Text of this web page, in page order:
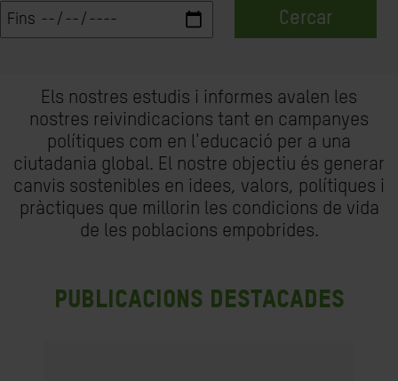
Cercar
Els nostres estudis i informes avalen les
nostres reivindicacions tant en campanyes
polítiques com en l'educació per a una
ciutadania global. El nostre objectiu és generar
canvis sostenibles en idees, valors, polítiques i
pràctiques que millorin les condicions de vida
de les poblacions empobrides.
Publicacions destacades